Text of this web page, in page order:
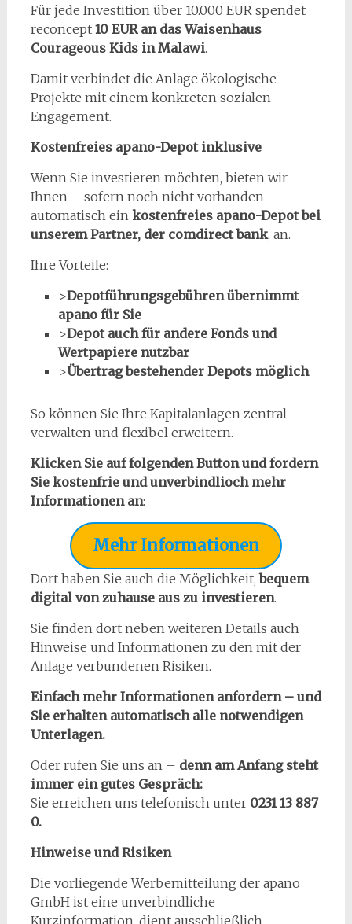
Für jede Investition über 10.000 EUR spendet
reconcept 10 EUR an das Waisenhaus
Courageous Kids in Malawi.
Damit verbindet die Anlage ökologische
Projekte mit einem konkreten sozialen
Engagement.
Kostenfreies apano-Depot inklusive
Wenn Sie investieren möchten, bieten wir
Ihnen – sofern noch nicht vorhanden –
automatisch ein kostenfreies apano-Depot bei
unserem Partner, der comdirect bank, an.
Ihre Vorteile:
>Depotführungsgebühren übernimmt
apano für Sie
>Depot auch für andere Fonds und
Wertpapiere nutzbar
>Übertrag bestehender Depots möglich
So können Sie Ihre Kapitalanlagen zentral
verwalten und flexibel erweitern.
Klicken Sie auf folgenden Button und fordern
Sie kostenfrie und unverbindlioch mehr
Informationen an:
Mehr Informationen
Dort haben Sie auch die Möglichkeit,bequem
digital von zuhause aus zu investieren.
Sie finden dort neben weiteren Details auch
Hinweise und Informationen zu den mit der
Anlage verbundenen Risiken.
Einfach mehr Informationen anfordern – und
Sie erhalten automatisch alle notwendigen
Unterlagen.
Oder rufen Sie uns an – denn am Anfang steht
immer ein gutes Gespräch:
Sie erreichen uns telefonisch unter 0231 13 887
0.
Hinweise und Risiken
Die vorliegende Werbemitteilung der apano
GmbH ist eine unverbindliche